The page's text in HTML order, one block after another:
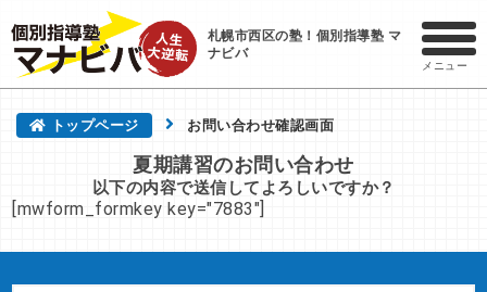
札幌市西区の塾！個別指導塾 マ
ナビバ
メニュー
トップページ お問い合わせ確認画面
夏期講習のお問い合わせ
以下の内容で送信してよろしいですか？
[mwform_formkey key="7883"]